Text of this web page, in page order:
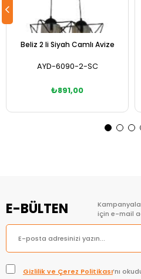
Beliz 2 li Siyah Camlı Avize
AYD-6090-2-SC
₺891,00
E-BÜLTEN
için e-mail
Gizlilik ve Çerez Politikası’nı